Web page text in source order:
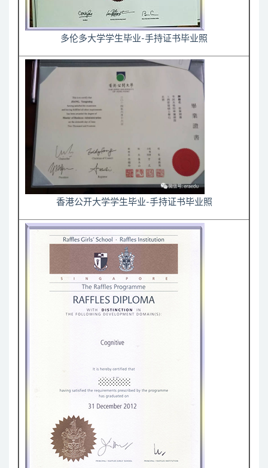
多伦多大学学生毕业-手持证书毕业照
香港公开大学学生毕业-手持证书毕业照